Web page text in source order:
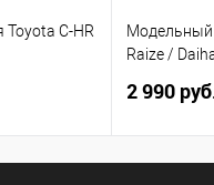
C-HR
Модельный
Raize /
2 990